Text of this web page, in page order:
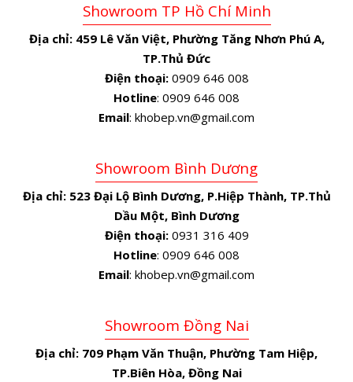
Showroom TP Hồ Chí Minh
Địa chỉ: 459 Lê Văn Việt, Phường Tăng Nhơn Phú A,
TP.Thủ Đức
Điện thoại:0909 646 008
Hotline: 0909 646 008
Email: khobep.vn@gmail.com
Showroom Bình Dương
Địa chỉ: 523 Đại Lộ Bình Dương, P.Hiệp Thành, TP.Thủ
Dầu Một, Bình Dương
Điện thoại:0931 316 409
Hotline: 0909 646 008
Email: khobep.vn@gmail.com
Showroom Đồng Nai
Địa chỉ: 709 Phạm Văn Thuận, Phường Tam Hiệp,
TP.Biên Hòa, Đồng Nai